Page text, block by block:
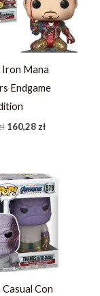
Iron Mana
Endgame
160,28 zł
Con
Pierwotna
cena
wynosiła:
96,19 zł.
Aktualna
cena
wynosi:
73,99 zł.